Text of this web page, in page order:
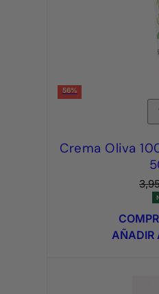
56%
Crema Oliva
AÑADIR